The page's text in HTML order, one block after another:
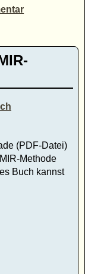
(PDF-Datei)
Methode
Buch kannst